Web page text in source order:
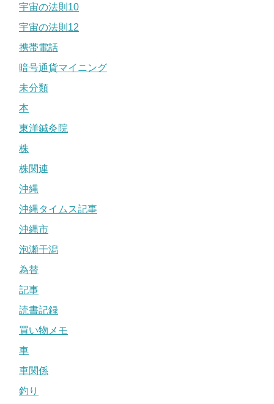
宇宙の法則10
宇宙の法則12
携帯電話
暗号通貨マイニング
未分類
本
東洋鍼灸院
株
株関連
沖縄
沖縄タイムス記事
沖縄市
泡瀬干潟
為替
記事
読書記録
買い物メモ
車
車関係
釣り